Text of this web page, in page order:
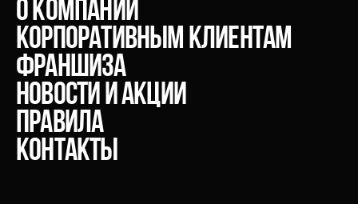
О компании
Корпоративным клиентам
Франшиза
Новости и акции
Правила
Контакты